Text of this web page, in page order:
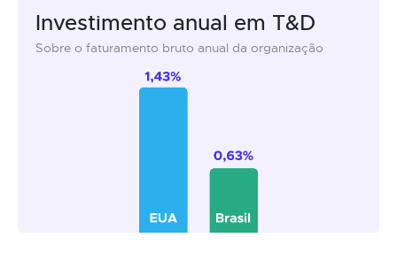
Investimento anual em T&D
Sobre o faturamento bruto anual da organização